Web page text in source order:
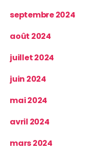
septembre 2024
août 2024
juillet 2024
juin 2024
mai 2024
avril 2024
mars 2024